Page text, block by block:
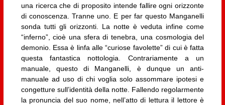
una ricerca che di proposito intende fallire ogni orizzonte
di conoscenza. Tranne uno. E per far questo Manganelli
sonda tutti gli orizzonti. La notte è veduta infine come
“inferno”, cioè una sfera di tenebra, una cosmologia del
demonio. Essa è linfa alle “curiose favolette” di cui è fatta
questa fantastica nottologia. Contrariamente a un
manuale, questo di Manganelli, è dunque un anti-
manuale ad uso di chi voglia solo assommare ipotesi e
congetture sull’identità della notte. Fallendo regolarmente
la pronuncia del suo nome, nell’atto di lettura il lettore è